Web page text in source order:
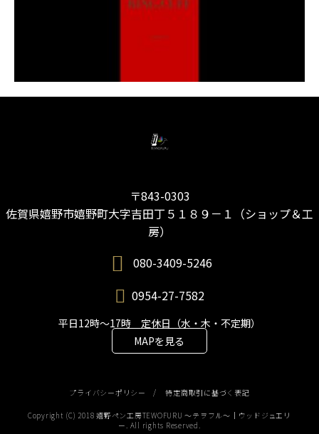
〒843-0303
佐賀県嬉野市嬉野町大字吉田丁５１８９－１（ショップ＆工
房）
080-3409-5246
0954-27-7582
平日12時～17時 定休日（水・木・不定期）
MAPを見る
プライバシーポリシー / 特定商取引に基づく表記
Copyright (C) 2018 嬉野ペン工房TEWOFURU 〜テヲフル〜｜ウッドジュエリ
ー. All rights Reserved.